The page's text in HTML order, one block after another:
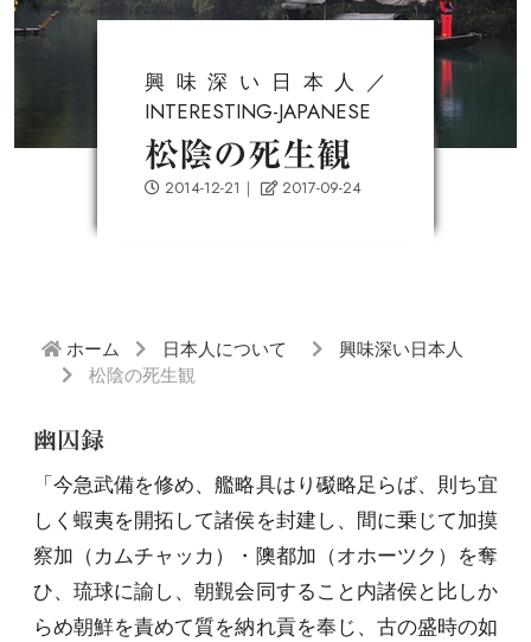
興味深い日本人／
INTERESTING-JAPANESE
松陰の死生観
2014-12-21 ｜ 2017-09-24
ホーム 日本人について
興味深い日本人
松陰の死生観
幽囚録
「今急武備を修め、艦略具はり礟略足らば、則ち宜
しく蝦夷を開拓して諸侯を封建し、間に乗じて加摸
察加（カムチャッカ）・隩都加（オホーツク）を奪
ひ、琉球に諭し、朝覲会同すること内諸侯と比しか
らめ朝鮮を責めて質を納れ貢を奉じ、古の盛時の如